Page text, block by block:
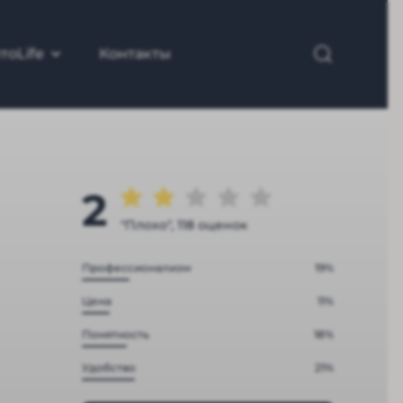
Контакты
2 "Плохо", 118 оценок
Профессионализм 19%
Цена 11%
Понятность 18%
Удобство 21%